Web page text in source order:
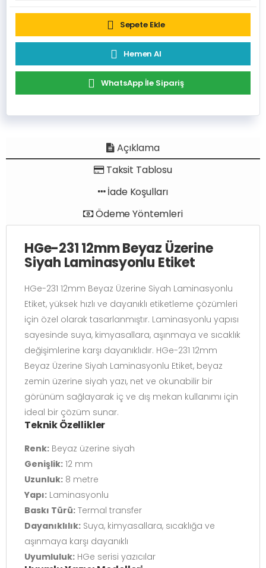
Sepete Ekle
Hemen Al
WhatsApp İle Sipariş
Açıklama
Taksit Tablosu
İade Koşulları
Ödeme Yöntemleri
HGe-231 12mm Beyaz Üzerine
Siyah Laminasyonlu Etiket
HGe-231 12mm Beyaz Üzerine Siyah Laminasyonlu
Etiket, yüksek hızlı ve dayanıklı etiketleme çözümleri
için özel olarak tasarlanmıştır. Laminasyonlu yapısı
sayesinde suya, kimyasallara, aşınmaya ve sıcaklık
değişimlerine karşı dayanıklıdır. HGe-231 12mm
Beyaz Üzerine Siyah Laminasyonlu Etiket, beyaz
zemin üzerine siyah yazı, net ve okunabilir bir
görünüm sağlayarak iç ve dış mekan kullanımı için
ideal bir çözüm sunar.
Teknik Özellikler
Renk: Beyaz üzerine siyah
Genişlik: 12 mm
Uzunluk: 8 metre
Yapı: Laminasyonlu
Baskı Türü: Termal transfer
Dayanıklılık: Suya, kimyasallara, sıcaklığa ve
aşınmaya karşı dayanıklı
Uyumluluk: HGe serisi yazıcılar